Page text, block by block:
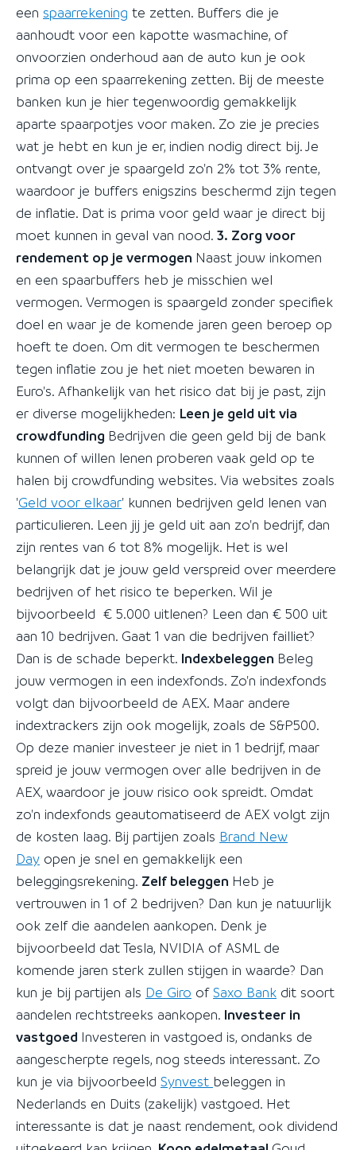
een spaarrekening te zetten. Buffers die je
aanhoudt voor een kapotte wasmachine, of
onvoorzien onderhoud aan de auto kun je ook
prima op een spaarrekening zetten. Bij de meeste
banken kun je hier tegenwoordig gemakkelijk
aparte spaarpotjes voor maken. Zo zie je precies
wat je hebt en kun je er, indien nodig direct bij. Je
ontvangt over je spaargeld zo'n 2% tot 3% rente,
waardoor je buffers enigszins beschermd zijn tegen
de inflatie. Dat is prima voor geld waar je direct bij
moet kunnen in geval van nood. 3. Zorg voor
rendement op je vermogen Naast jouw inkomen
en een spaarbuffers heb je misschien wel
vermogen. Vermogen is spaargeld zonder specifiek
doel en waar je de komende jaren geen beroep op
hoeft te doen. Om dit vermogen te beschermen
tegen inflatie zou je het niet moeten bewaren in
Euro's. Afhankelijk van het risico dat bij je past, zijn
er diverse mogelijkheden: Leen je geld uit via
crowdfunding Bedrijven die geen geld bij de bank
kunnen of willen lenen proberen vaak geld op te
halen bij crowdfunding websites. Via websites zoals
'Geld voor elkaar' kunnen bedrijven geld lenen van
particulieren. Leen jij je geld uit aan zo'n bedrijf, dan
zijn rentes van 6 tot 8% mogelijk. Het is wel
belangrijk dat je jouw geld verspreid over meerdere
bedrijven of het risico te beperken. Wil je
bijvoorbeeld € 5.000 uitlenen? Leen dan € 500 uit
aan 10 bedrijven. Gaat 1 van die bedrijven failliet?
Dan is de schade beperkt. Indexbeleggen Beleg
jouw vermogen in een indexfonds. Zo'n indexfonds
volgt dan bijvoorbeeld de AEX. Maar andere
indextrackers zijn ook mogelijk, zoals de S&P500.
Op deze manier investeer je niet in 1 bedrijf, maar
spreid je jouw vermogen over alle bedrijven in de
AEX, waardoor je jouw risico ook spreidt. Omdat
zo'n indexfonds geautomatiseerd de AEX volgt zijn
de kosten laag. Bij partijen zoals Brand New
Day open je snel en gemakkelijk een
beleggingsrekening. Zelf beleggen Heb je
vertrouwen in 1 of 2 bedrijven? Dan kun je natuurlijk
ook zelf die aandelen aankopen. Denk je
bijvoorbeeld dat Tesla, NVIDIA of ASML de
komende jaren sterk zullen stijgen in waarde? Dan
kun je bij partijen als De Giro ofSaxo Bank dit soort
aandelen rechtstreeks aankopen. Investeer in
vastgoed Investeren in vastgoed is, ondanks de
aangescherpte regels, nog steeds interessant. Zo
kun je via bijvoorbeeld Synvest beleggen in
Nederlands en Duits (zakelijk) vastgoed. Het
interessante is dat je naast rendement, ook dividend